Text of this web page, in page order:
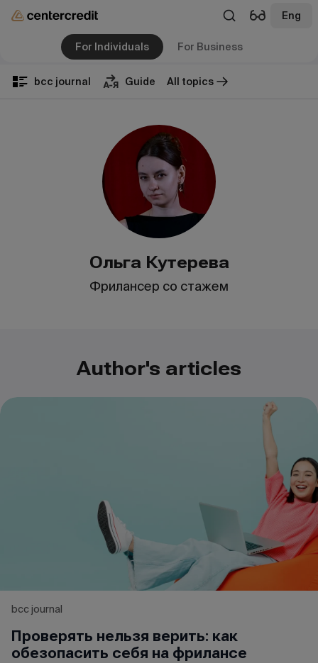
Eng
For Individuals For Business
bcc journal Guide All topics
Ольга Кутерева
Фрилансер со стажем
Author's articles
bcc journal
Проверять нельзя верить: как
обезопасить себя на фрилансе